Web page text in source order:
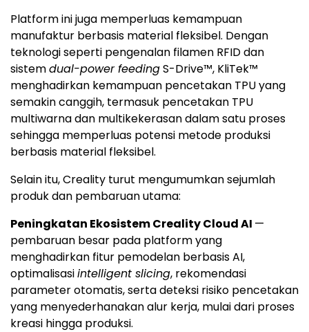
Platform ini juga memperluas kemampuan
manufaktur berbasis material fleksibel. Dengan
teknologi seperti pengenalan filamen RFID dan
sistemdual-power feedingS-Drive™, KliTek™
menghadirkan kemampuan pencetakan TPU yang
semakin canggih, termasuk pencetakan TPU
multiwarna dan multikekerasan dalam satu proses
sehingga memperluas potensi metode produksi
berbasis material fleksibel.
Selain itu, Creality turut mengumumkan sejumlah
produk dan pembaruan utama:
Peningkatan Ekosistem Creality Cloud AI —
pembaruan besar pada platform yang
menghadirkan fitur pemodelan berbasis AI,
optimalisasiintelligent slicing, rekomendasi
parameter otomatis, serta deteksi risiko pencetakan
yang menyederhanakan alur kerja, mulai dari proses
kreasi hingga produksi.